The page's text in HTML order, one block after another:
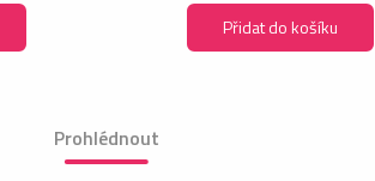
Přidat do košíku
Prohlédnout